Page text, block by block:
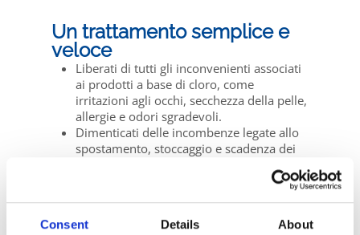
Consent Details About
Un trattamento semplice e
veloce
Liberati di tutti gli inconvenienti associati
ai prodotti a base di cloro, come
irritazioni agli occhi, secchezza della pelle,
allergie e odori sgradevoli.
Dimenticati delle incombenze legate allo
spostamento, stoccaggio e scadenza dei
salata